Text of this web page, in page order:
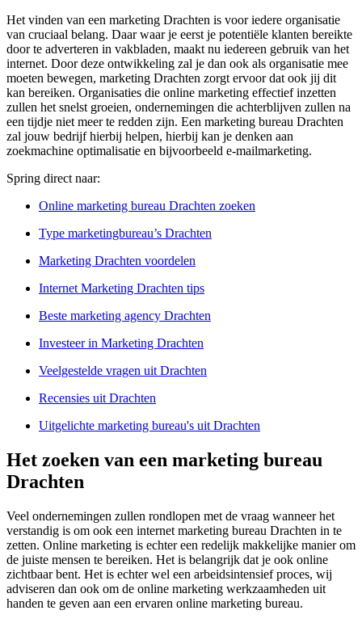
Het vinden van een marketing Drachten is voor iedere organisatie
van cruciaal belang. Daar waar je eerst je potentiële klanten bereikte
door te adverteren in vakbladen, maakt nu iedereen gebruik van het
internet. Door deze ontwikkeling zal je dan ook als organisatie mee
moeten bewegen, marketing Drachten zorgt ervoor dat ook jij dit
kan bereiken. Organisaties die online marketing effectief inzetten
zullen het snelst groeien, ondernemingen die achterblijven zullen na
een tijdje niet meer te redden zijn. Een marketing bureau Drachten
zal jouw bedrijf hierbij helpen, hierbij kan je denken aan
zoekmachine optimalisatie en bijvoorbeeld e-mailmarketing.
Spring direct naar:
Online marketing bureau Drachten zoeken
Type marketingbureau’s Drachten
Marketing Drachten voordelen
Internet Marketing Drachten tips
Beste marketing agency Drachten
Investeer in Marketing Drachten
Veelgestelde vragen uit Drachten
Recensies uit Drachten
Uitgelichte marketing bureau's uit Drachten
Het zoeken van een marketing bureau
Drachten
Veel ondernemingen zullen rondlopen met de vraag wanneer het
verstandig is om ook een internet marketing bureau Drachten in te
zetten. Online marketing is echter een redelijk makkelijke manier om
de juiste mensen te bereiken. Het is belangrijk dat je ook online
zichtbaar bent. Het is echter wel een arbeidsintensief proces, wij
adviseren dan ook om de online marketing werkzaamheden uit
handen te geven aan een ervaren online marketing bureau.